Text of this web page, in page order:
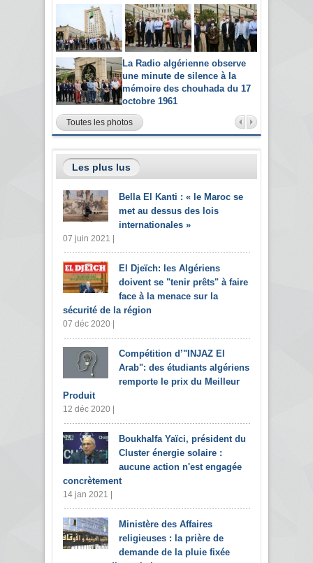
La Radio algérienne observe
une minute de silence à la
mémoire des chouhada du 17
octobre 1961
Toutes les photos
Les plus lus
Bella El Kanti : « le Maroc se
met au dessus des lois
internationales »
07 juin 2021 |
El Djeïch: les Algériens
doivent se "tenir prêts" à faire
face à la menace sur la
sécurité de la région
07 déc 2020 |
Compétition d’"INJAZ El
Arab": des étudiants algériens
remporte le prix du Meilleur
Produit
12 déc 2020 |
Boukhalfa Yaïci, président du
Cluster énergie solaire :
aucune action n'est engagée
concrètement
14 jan 2021 |
Ministère des Affaires
religieuses : la prière de
demande de la pluie fixée